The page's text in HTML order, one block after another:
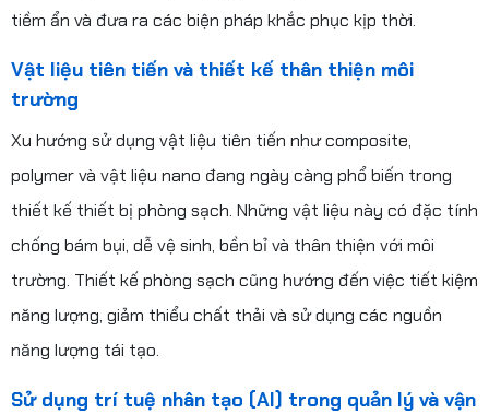
tiềm ẩn và đưa ra các biện pháp khắc phục kịp thời.
Vật liệu tiên tiến và thiết kế thân thiện môi
trường
Xu hướng sử dụng vật liệu tiên tiến như composite,
polymer và vật liệu nano đang ngày càng phổ biến trong
thiết kế thiết bị phòng sạch. Những vật liệu này có đặc tính
chống bám bụi, dễ vệ sinh, bền bỉ và thân thiện với môi
trường. Thiết kế phòng sạch cũng hướng đến việc tiết kiệm
năng lượng, giảm thiểu chất thải và sử dụng các nguồn
năng lượng tái tạo.
Sử dụng trí tuệ nhân tạo (AI) trong quản lý và vận